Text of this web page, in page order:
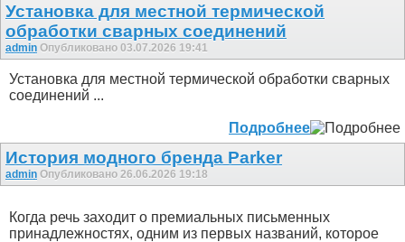
Установка для местной термической
обработки сварных соединений
admin Опубликовано 03.07.2026 19:41
Установка для местной термической обработки сварных
соединений ...
Подробнее
История модного бренда Parker
admin Опубликовано 26.06.2026 19:18
Когда речь заходит о премиальных письменных
принадлежностях, одним из первых названий, которое